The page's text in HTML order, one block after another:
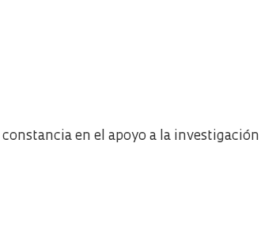
constancia en el apoyo a la investigación